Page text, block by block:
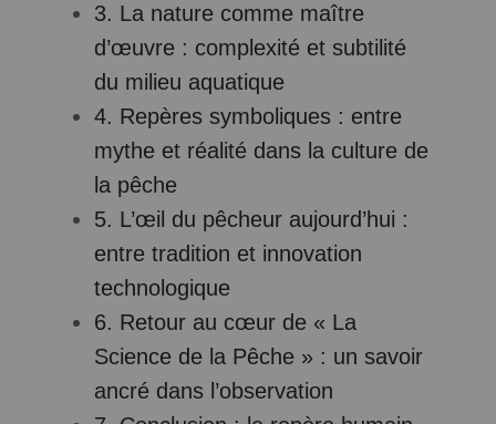
3. La nature comme maître
d’œuvre : complexité et subtilité
du milieu aquatique
4. Repères symboliques : entre
mythe et réalité dans la culture de
la pêche
5. L’œil du pêcheur aujourd’hui :
entre tradition et innovation
technologique
6. Retour au cœur de « La
Science de la Pêche » : un savoir
ancré dans l’observation